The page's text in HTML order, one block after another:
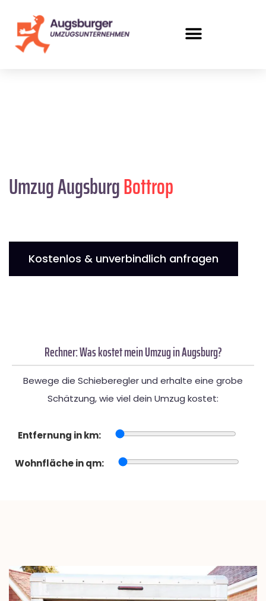
Umzug AugsburgBottrop
Kostenlos & unverbindlich anfragen
Rechner: Was kostet mein Umzug in Augsburg?
Bewege die Schieberegler und erhalte eine grobe
Schätzung, wie viel dein Umzug kostet:
Entfernung in km:
Wohnfläche in qm: